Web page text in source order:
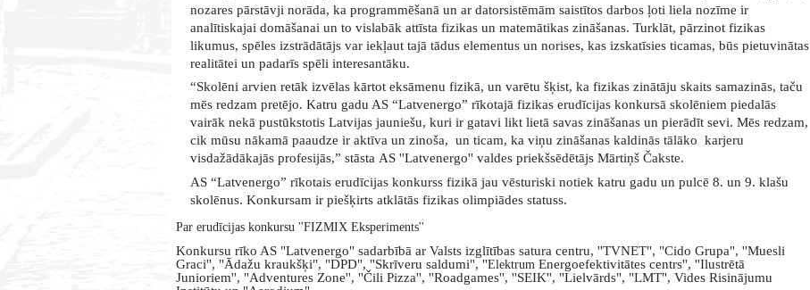
nozares pārstāvji norāda, ka programmēšanā un ar datorsistēmām saistītos darbos ļoti liela nozīme ir
analītiskajai domāšanai un to vislabāk attīsta fizikas un matemātikas zināšanas. Turklāt, pārzinot fizikas
likumus, spēles izstrādātājs var iekļaut tajā tādus elementus un norises, kas izskatīsies ticamas, būs pietuvinātas
realitātei un padarīs spēli interesantāku.
“Skolēni arvien retāk izvēlas kārtot eksāmenu fizikā, un varētu šķist, ka fizikas zinātāju skaits samazinās, taču
mēs redzam pretējo. Katru gadu AS “Latvenergo” rīkotajā fizikas erudīcijas konkursā skolēniem piedalās
vairāk nekā pustūkstotis Latvijas jauniešu, kuri ir gatavi likt lietā savas zināšanas un pierādīt sevi. Mēs redzam,
cik mūsu nākamā paaudze ir aktīva un zinoša, un ticam, ka viņu zināšanas kaldinās tālāko karjeru
visdažādākajās profesijās,” stāsta AS ''Latvenergo'' valdes priekšsēdētājs Mārtiņš Čakste.
AS “Latvenergo” rīkotais erudīcijas konkurss fizikā jau vēsturiski notiek katru gadu un pulcē 8. un 9. klašu
skolēnus. Konkursam ir piešķirts atklātās fizikas olimpiādes statuss.
Par erudīcijas konkursu ''FIZMIX Eksperiments''
Konkursu rīko AS "Latvenergo" sadarbībā ar Valsts izglītības satura centru, ''TVNET", "Cido Grupa", ''Muesli
Graci'', "Ādažu kraukšķi", "DPD", "Skrīveru saldumi", ''Elektrum Energoefektivitātes centrs'', ''Ilustrētā
Junioriem'', "Adventures Zone'', ''Čili Pizza'', ''Roadgames'', ''SEIK'', "Lielvārds", "LMT", Vides Risinājumu